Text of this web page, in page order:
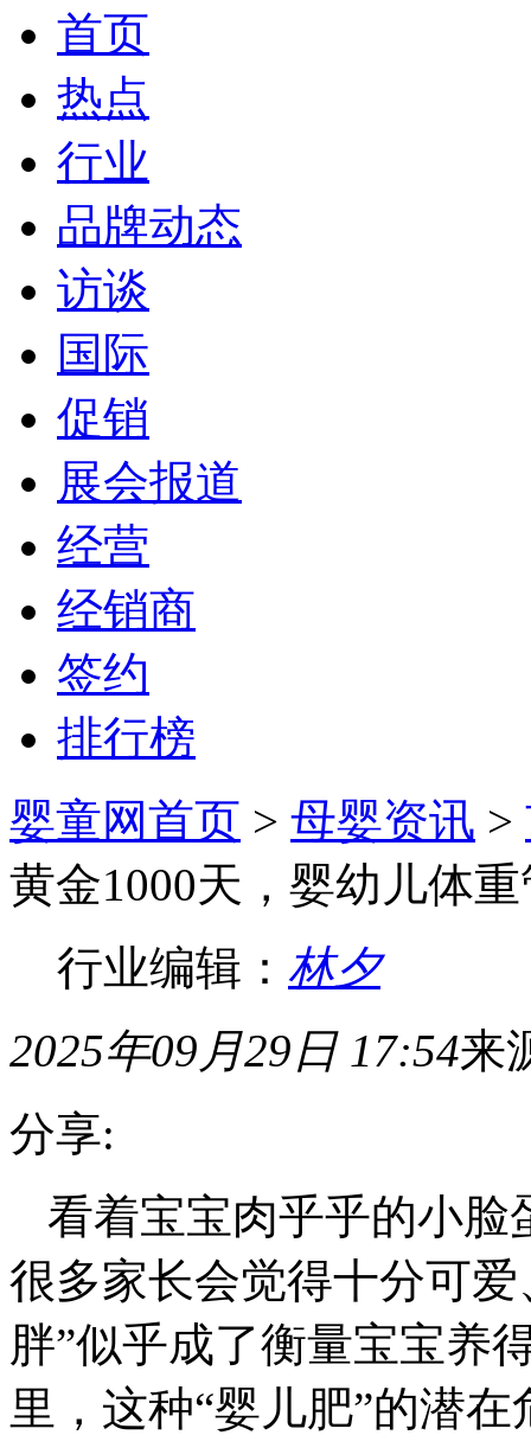
首页
热点
行业
品牌动态
访谈
国际
促销
展会报道
经营
经销商
签约
排行榜
婴童网首页 > 母婴资讯 >
黄金1000天，婴幼儿体
行业编辑： 林夕
2025年09月29日 17:54来
分享:
看着宝宝肉乎乎的小脸
很多家长会觉得十分可
胖”似乎成了衡量宝宝养
里，这种“婴儿肥”的潜